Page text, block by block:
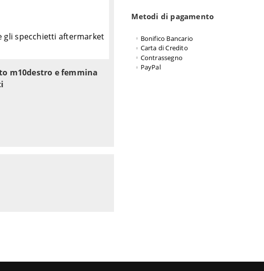
gli specchietti aftermarket
m10destro e femmina
Metodi di pagamento
Bonifico Bancario
Carta di Credito
Contrassegno
PayPal